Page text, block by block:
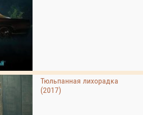
Тюльпанная лихорадка
(2017)